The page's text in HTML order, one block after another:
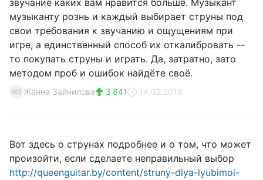
звучание каких вам нравится больше. Музыкант
музыканту рознь и каждый выбирает струны под
свои требования к звучанию и ощущениям при
игре, а единственный способ их откалибровать --
то покупать струны и играть. Да, затратно, зато
методом проб и ошибок найдёте своё.
ЖЗ Жанна Зайнилова 3 841 14.02.2016
Вот здесь о струнах подробнее и о том, что может
произойти, если сделаете неправильный выбор
http://queenguitar.by/content/struny-dlya-lyubimoi-